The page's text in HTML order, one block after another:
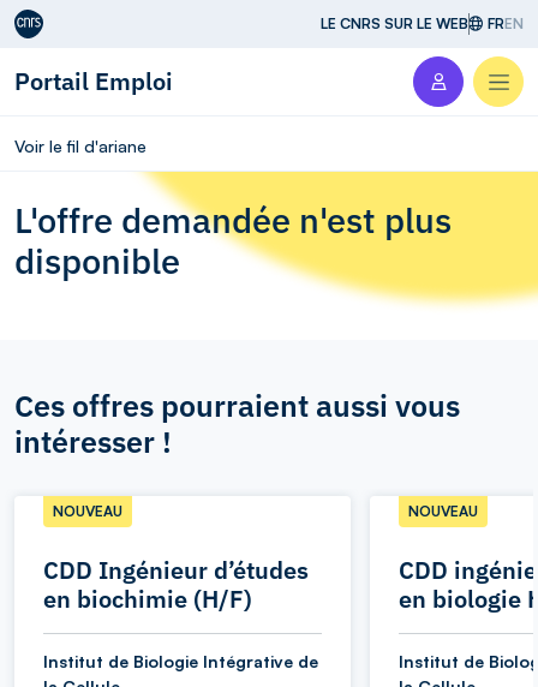
Aller au contenu LE CNRS SUR LE WEB FREN
Portail Emploi
Voir le fil d'ariane
L'offre demandée n'est plus
disponible
Ces offres pourraient aussi vous
intéresser !
CDD Ingénieur d’études
en biochimie (H/F)
NOUVEAU
Institut de Biologie Intégrative de
CDD
en biologie
NOUVEAU
Institut de